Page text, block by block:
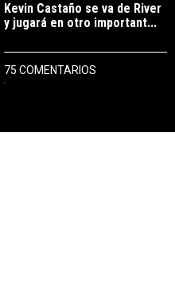
Kevin Castaño se va de River
y jugará en otro important...
75 COMENTARIOS